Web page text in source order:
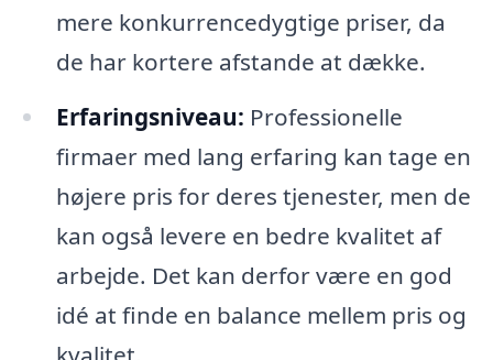
mere konkurrencedygtige priser, da
de har kortere afstande at dække.
Erfaringsniveau: Professionelle
firmaer med lang erfaring kan tage en
højere pris for deres tjenester, men de
kan også levere en bedre kvalitet af
arbejde. Det kan derfor være en god
idé at finde en balance mellem pris og